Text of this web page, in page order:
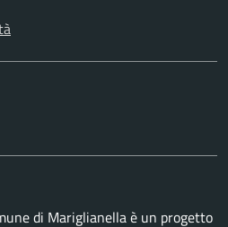
di Mariglianella è un progetto